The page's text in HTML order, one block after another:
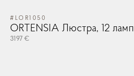
#LOR1050
ORTENSIA Люстра, 12 ламп
3197 €